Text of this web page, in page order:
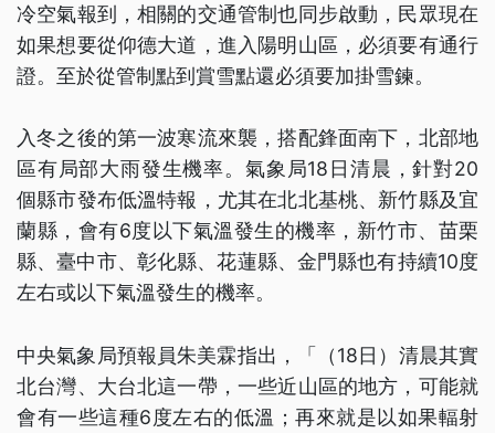
冷空氣報到，相關的交通管制也同步啟動，民眾現在
如果想要從仰德大道，進入陽明山區，必須要有通行
證。至於從管制點到賞雪點還必須要加掛雪鍊。
入冬之後的第一波寒流來襲，搭配鋒面南下，北部地
區有局部大雨發生機率。氣象局18日清晨，針對20
個縣市發布低溫特報，尤其在北北基桃、新竹縣及宜
蘭縣，會有6度以下氣溫發生的機率，新竹市、苗栗
縣、臺中市、彰化縣、花蓮縣、金門縣也有持續10度
左右或以下氣溫發生的機率。
中央氣象局預報員朱美霖指出，「（18日）清晨其實
北台灣、大台北這一帶，一些近山區的地方，可能就
會有一些這種6度左右的低溫；再來就是以如果輻射